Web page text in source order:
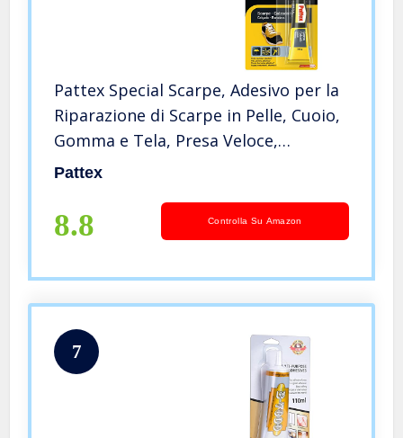
Pattex Special Scarpe, Adesivo per la
Riparazione di Scarpe in Pelle, Cuoio,
Gomma e Tela, Presa Veloce,
Flessibile, Resistente all’Acqua,
Pattex
8.8 Controlla Su Amazon
7